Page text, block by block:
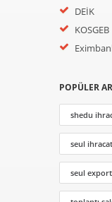
DEİK
KOSGEB
POPÜLER
shedu
seul ihracat
seul export